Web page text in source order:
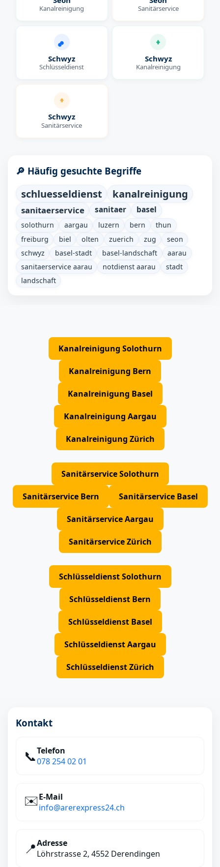
Kanalreinigung Sanitärservice
Schwyz
Schlüsseldienst
Schwyz
Kanalreinigung
Schwyz
Sanitärservice
🔎 Häufig gesuchte Begriffe
schluesseldienst kanalreinigung
sanitaerservice sanitaer basel
solothurn aargau luzern bern
thun
freiburg
biel olten zuerich zug
seon
schwyz
basel-stadt basel-landschaft
aarau
sanitaerservice aarau
notdienst aarau
stadt
landschaft
Kanalreinigung Solothurn
Kanalreinigung Bern
Kanalreinigung Basel
Kanalreinigung Aargau
Kanalreinigung Zürich
Sanitärservice Solothurn
Sanitärservice Bern Sanitärservice Basel
Sanitärservice Aargau
Sanitärservice Zürich
Schlüsseldienst Solothurn
Schlüsseldienst Bern
Schlüsseldienst Basel
Schlüsseldienst Aargau
Schlüsseldienst Zürich
Kontakt
📞Telefon
078 254 02 01
✉️E‑Mail
info@arerexpress24.ch
📍Adresse
Löhrstrasse 2, 4552 Derendingen